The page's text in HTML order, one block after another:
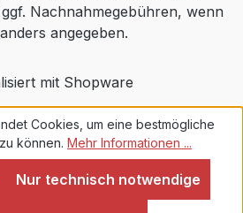
Nachnahmegebühren, wenn
angegeben.
mit Shopware
Cookies, um eine bestmögliche
können. Mehr Informationen ...
Nur technisch notwendige